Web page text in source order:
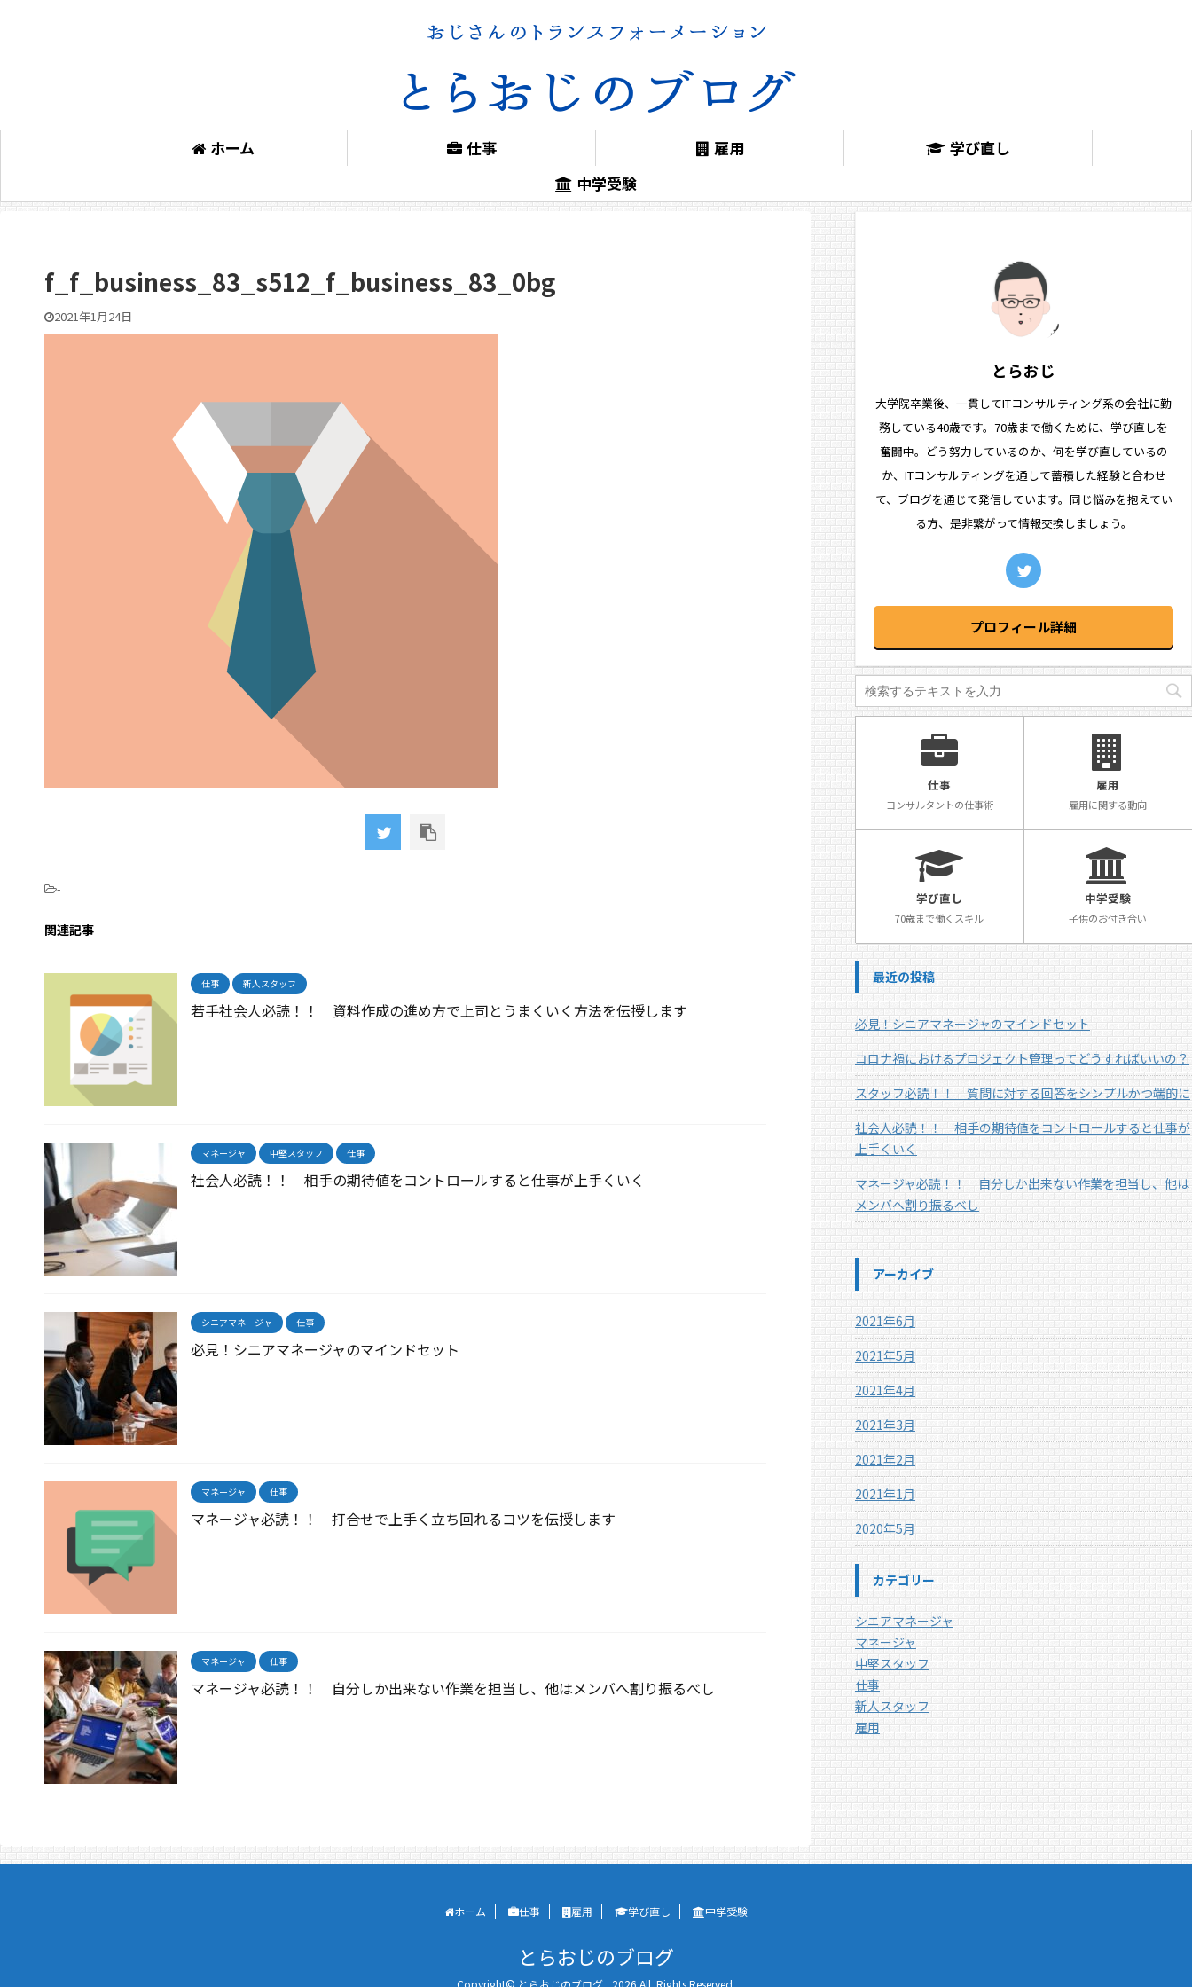
ホーム 仕事 雇用
学び直し
中学受験
f_f_business_83_s512_f_business_83_0bg
2021年1月24日
-
関連記事
仕事 新人スタッフ
若手社会人必読！！ 資料作成の進め方で上司とうまくいく方法を伝授します
マネージャ 中堅スタッフ 仕事
社会人必読！！ 相手の期待値をコントロールすると仕事が上手くいく
シニアマネージャ 仕事
必見！シニアマネージャのマインドセット
マネージャ 仕事
マネージャ必読！！ 打合せで上手く立ち回れるコツを伝授します
マネージャ 仕事
マネージャ必読！！ 自分しか出来ない作業を担当し、他はメンバへ割り振るべし
とらおじ
大学院卒業後、一貫してITコンサルティング系の会社に勤
務している40歳です。70歳まで働くために、学び直しを
奮闘中。どう努力しているのか、何を学び直しているの
か、ITコンサルティングを通して蓄積した経験と合わせ
て、ブログを通じて発信しています。同じ悩みを抱えてい
る方、是非繋がって情報交換しましょう。
プロフィール詳細
仕事
コンサルタントの仕事術
雇用
雇用に関する動向
学び直し
70歳まで働くスキル
中学受験
子供のお付き合い
最近の投稿
必見！シニアマネージャのマインドセット
コロナ禍におけるプロジェクト管理ってどうすればいいの？
スタッフ必読！！ 質問に対する回答をシンプルかつ端的に
社会人必読！！ 相手の期待値をコントロールすると仕事が
上手くいく
マネージャ必読！！ 自分しか出来ない作業を担当し、他は
メンバへ割り振るべし
アーカイブ
2021年6月
2021年5月
2021年4月
2021年3月
2021年2月
2021年1月
2020年5月
カテゴリー
シニアマネージャ
マネージャ
中堅スタッフ
仕事
新人スタッフ
雇用
ホーム 仕事 雇用 学び直し 中学受験
とらおじのブログ
Copyright© とらおじのブログ , 2026 All Rights Reserved.